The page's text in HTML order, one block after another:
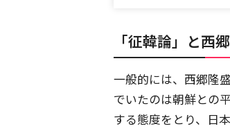
「征韓論」と西
一般的には、西郷隆
でいたのは朝鮮との
する態度をとり、日